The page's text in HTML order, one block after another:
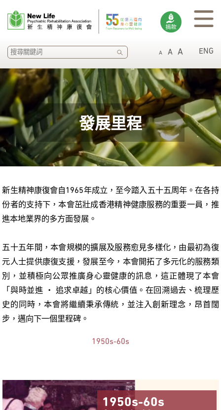
A A A ENG
搜
發展里程
新生精神康復會自1965年成立，至今踏入五十五周年。在各持
份者的支持下，本會茁壯成香港精神健康服務的重要一員，推
進本地業界的多方面發展。
五十五年間，本會規模的擴展及服務愈見多樣化，由最初為復
元人士提供康復支援，發展至今，本會開拓了多元化的服務類
別，並積極向公眾推廣身心靈健康的訊息，這正體現了本會
「與時並進 ‧ 追求卓越」的核心價值。在回溯過去、梳理歷
史的同時，本會將繼續秉承傳統，並注入創新理念，昂首闊
步，邁向下一個里程碑。
1950s-60s
1950s-60s